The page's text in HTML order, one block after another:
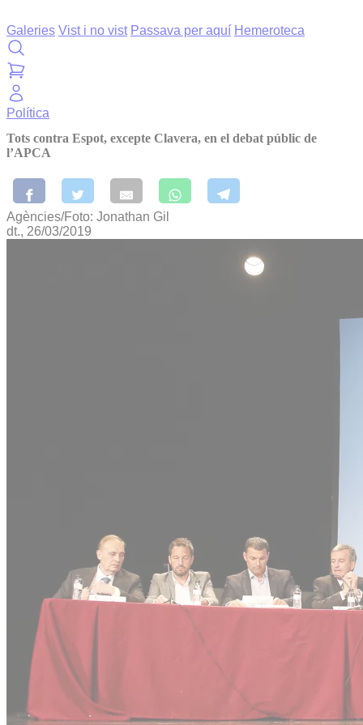
Galeries Vist i no vist Passava per aquí Hemeroteca
Política
Tots contra Espot, excepte Clavera, en el debat públic de
l’APCA
Agències/Foto: Jonathan Gil
dt., 26/03/2019